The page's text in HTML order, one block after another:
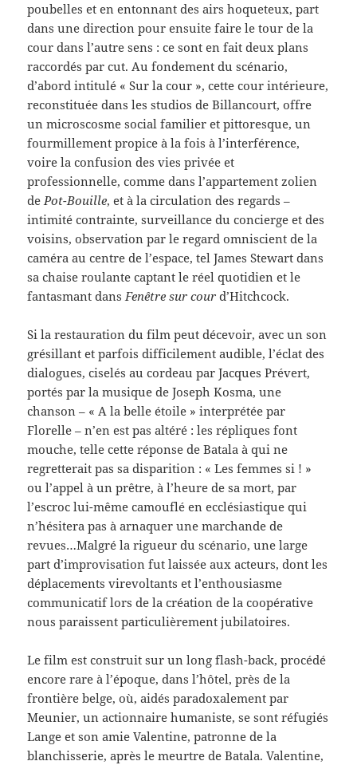
poubelles et en entonnant des airs hoqueteux, part
dans une direction pour ensuite faire le tour de la
cour dans l’autre sens : ce sont en fait deux plans
raccordés par cut. Au fondement du scénario,
d’abord intitulé « Sur la cour », cette cour intérieure,
reconstituée dans les studios de Billancourt, offre
un microscosme social familier et pittoresque, un
fourmillement propice à la fois à l’interférence,
voire la confusion des vies privée et
professionnelle, comme dans l’appartement zolien
dePot-Bouille, et à la circulation des regards –
intimité contrainte, surveillance du concierge et des
voisins, observation par le regard omniscient de la
caméra au centre de l’espace, tel James Stewart dans
sa chaise roulante captant le réel quotidien et le
fantasmant dansFenêtre sur cour d’Hitchcock.
Si la restauration du film peut décevoir, avec un son
grésillant et parfois difficilement audible, l’éclat des
dialogues, ciselés au cordeau par Jacques Prévert,
portés par la musique de Joseph Kosma, une
chanson – « A la belle étoile » interprétée par
Florelle – n’en est pas altéré : les répliques font
mouche, telle cette réponse de Batala à qui ne
regretterait pas sa disparition : « Les femmes si ! »
ou l’appel à un prêtre, à l’heure de sa mort, par
l’escroc lui-même camouflé en ecclésiastique qui
n’hésitera pas à arnaquer une marchande de
revues…Malgré la rigueur du scénario, une large
part d’improvisation fut laissée aux acteurs, dont les
déplacements virevoltants et l’enthousiasme
communicatif lors de la création de la coopérative
nous paraissent particulièrement jubilatoires.
Le film est construit sur un long flash-back, procédé
encore rare à l’époque, dans l’hôtel, près de la
frontière belge, où, aidés paradoxalement par
Meunier, un actionnaire humaniste, se sont réfugiés
Lange et son amie Valentine, patronne de la
blanchisserie, après le meurtre de Batala. Valentine,